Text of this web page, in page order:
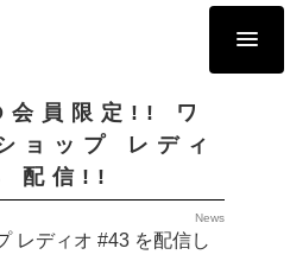
員限定!! ワ
ョップ レディ
配信!!
News
レディオ #43 を配信し